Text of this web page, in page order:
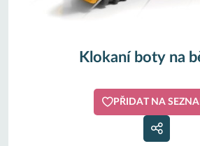
Klokaní boty na
PŘIDAT NA